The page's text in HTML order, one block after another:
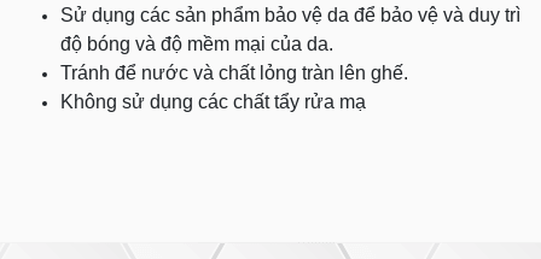
Sử dụng các sản phẩm bảo vệ da để bảo vệ và duy trì
độ bóng và độ mềm mại của da.
Tránh để nước và chất lỏng tràn lên ghế.
Không sử dụng các chất tẩy rửa mạ